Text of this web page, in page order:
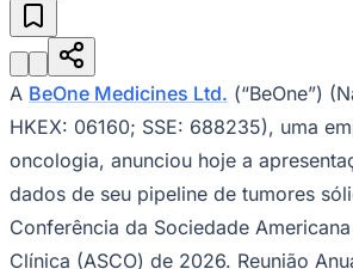
A BeOne Medicines Ltd. (“BeOne”)
HKEX: 06160; SSE: 688235), uma
oncologia, anunciou hoje a
dados de seu pipeline de tumores
Conferência da Sociedade
Clínica (ASCO) de 2026. Reunião